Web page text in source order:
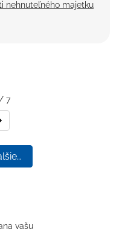
nehnuteľného majetku
7
na vašu